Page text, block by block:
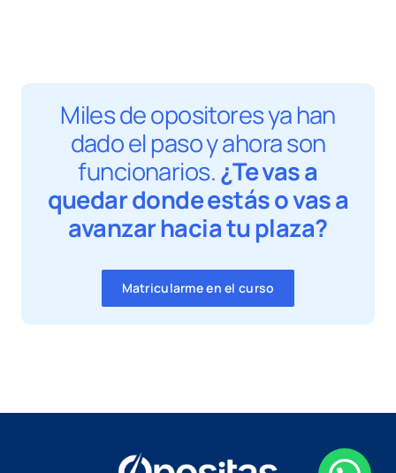
Miles de opositores ya han
dado el paso y ahora son
funcionarios.¿Te vas a
quedar donde estás o vas a
avanzar hacia tu plaza?
Matricularme en el curso